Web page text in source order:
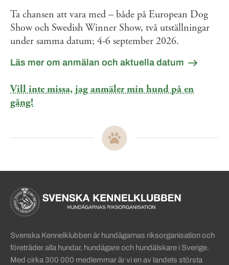
Ta chansen att vara med – både på European Dog
Show och Swedish Winner Show, två utställningar
under samma datum; 4-6 september 2026.
Läs mer om anmälan och aktuella datum
Vill inte missa, jag anmäler min hund på en
gång!
Sidinformation och
Köpa hund startsida
Svenska Kennelklubben är hundägarnas riksorganisation och
företräder alla hundar, hundägare och hundälskare i Sverige.
Med cirka 300 000 medlemmar är vi en av landets största